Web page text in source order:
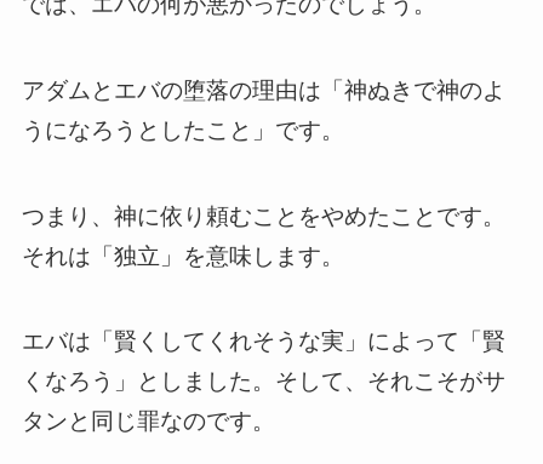
アダムとエバの堕落の理由は「神ぬきで神のよ
うになろうとしたこと」です。
つまり、神に依り頼むことをやめたことです。
それは「独立」を意味します。
エバは「賢くしてくれそうな実」によって「賢
くなろう」としました。そして、それこそがサ
タンと同じ罪なのです。